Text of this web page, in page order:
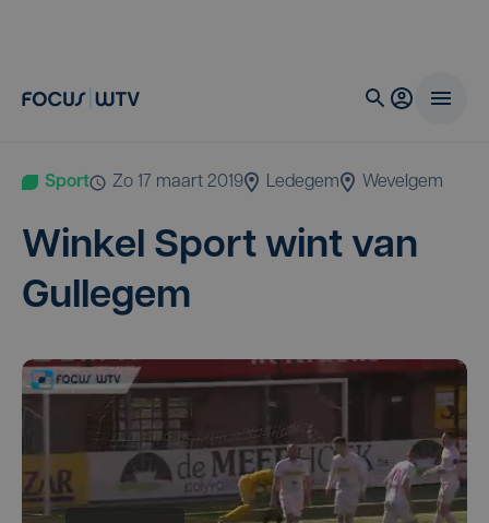
Sport zo 17 maart 2019 Ledegem Wevelgem
Win­kel Sport wint van
Gullegem